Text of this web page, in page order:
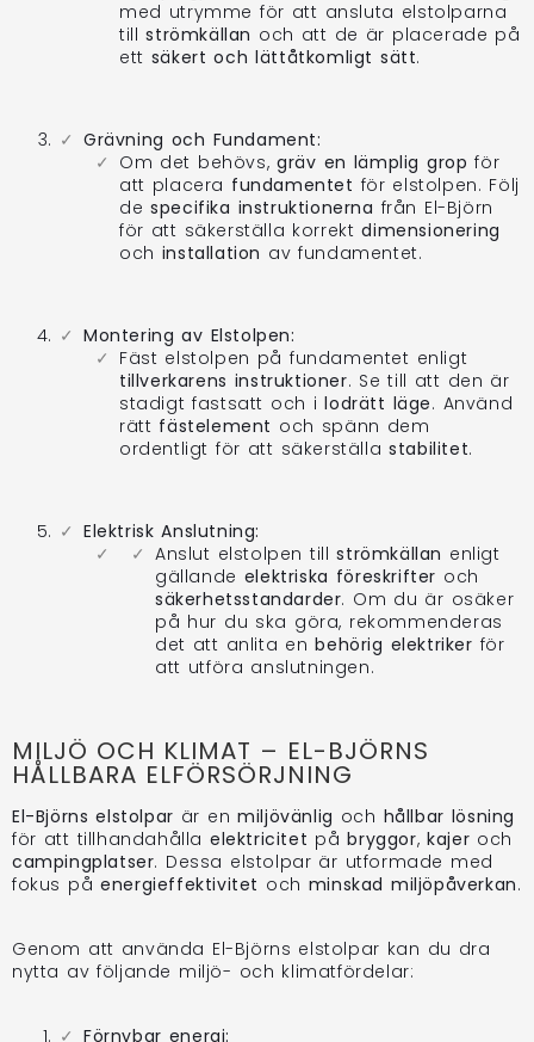
med utrymme för att ansluta elstolparna
tillströmkällan och att de är placerade på
ett säkert och lättåtkomligt sätt.
Grävning och Fundament:
Om det behövs,gräv en lämplig grop för
att placera fundamentet för elstolpen. Följ
despecifika instruktionerna från El-Björn
för att säkerställa korrektdimensionering
och installation av fundamentet.
Montering av Elstolpen:
Fäst elstolpen på fundamentet enligt
tillverkarens instruktioner. Se till att den är
stadigt fastsatt och ilodrätt läge. Använd
rätt fästelement och spänn dem
ordentligt för att säkerställastabilitet.
Elektrisk Anslutning:
Anslut elstolpen tillströmkällan enligt
gällande elektriska föreskrifter och
säkerhetsstandarder. Om du är osäker
på hur du ska göra, rekommenderas
det att anlita enbehörig elektriker för
att utföra anslutningen.
MILJÖ OCH KLIMAT – EL-BJÖRNS
HÅLLBARA ELFÖRSÖRJNING
El-Björns elstolpar är enmiljövänlig och hållbar lösning
för att tillhandahållaelektricitet påbryggor,kajer och
campingplatser. Dessa elstolpar är utformade med
fokus påenergieffektivitet och minskad miljöpåverkan.
Genom att använda El-Björns elstolpar kan du dra
nytta av följande miljö- och klimatfördelar:
Förnybar energi: